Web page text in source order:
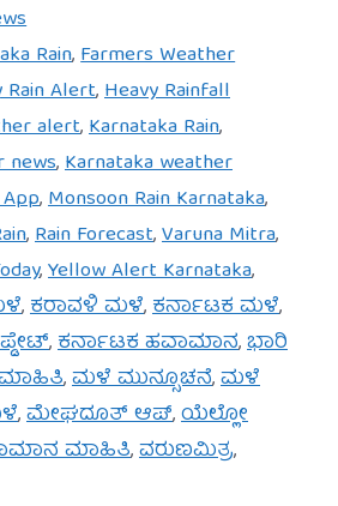
Rain,Farmers Weather
Rain Alert,Heavy Rainfall
alert,Karnataka Rain,
news,Karnataka weather
,Monsoon Rain Karnataka,
,Rain Forecast,Varuna Mitra,
,Yellow Alert Karnataka,
,ಕರಾವಳಿ ಮಳೆ,ಕರ್ನಾಟಕ ಮಳೆ,
,ಕರ್ನಾಟಕ ಹವಾಮಾನ,ಭಾರಿ
,ಮಳೆ ಮುನ್ಸೂಚನೆ,ಮಳೆ
,ಮೇಘದೂತ್ ಆಪ್,ಯೆಲ್ಲೋ
ಮಾಹಿತಿ,ವರುಣಮಿತ್ರ,